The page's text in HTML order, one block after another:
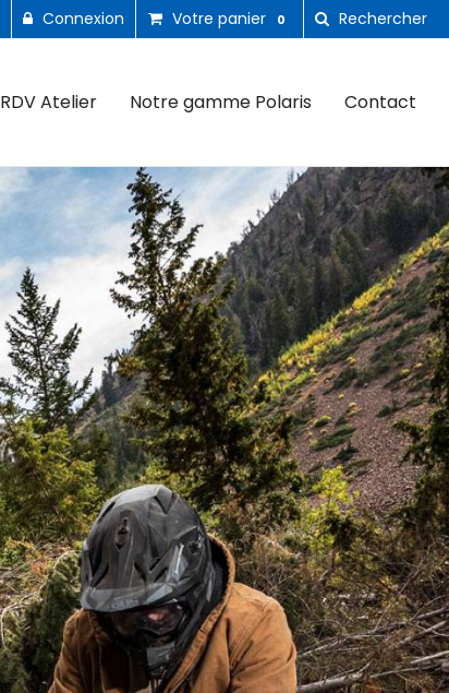
RDV Atelier Notre gamme Polaris Contact
Connexion Votre panier 0 Rechercher